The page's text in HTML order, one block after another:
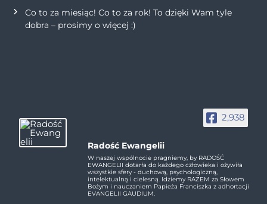
Co to za miesiąc! Co to za rok! To dzięki Wam tyle
dobra – prosimy o więcej :)
2,938
Radość Ewangelii
W naszej wspólnocie pragniemy, by RADOŚĆ
EWANGELII dotarła do każdego człowieka i ożywiła
wszystkie sfery - duchową, psychologiczną,
intelektualną i cielesną. Idziemy RAZEM za Słowem
Bożym i nauczaniem Papieża Franciszka z adhortacji
EVANGELII GAUDIUM.